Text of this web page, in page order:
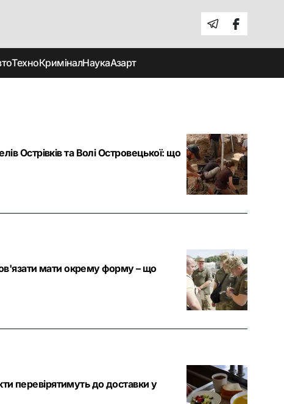
ТехноКриміналНаукаАзарт
Острівків та Волі Островецької: що
мати окрему форму – що
перевірятимуть до доставки у